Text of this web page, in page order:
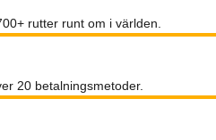
rutter runt om i världen.
20 betalningsmetoder.